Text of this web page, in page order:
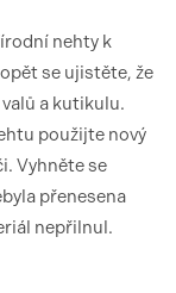
nehty k
se ujistěte, že
a kutikulu.
použijte nový
Vyhněte se
přenesena
nepřilnul.